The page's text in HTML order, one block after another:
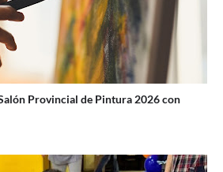
Provincial de Pintura 2026 con